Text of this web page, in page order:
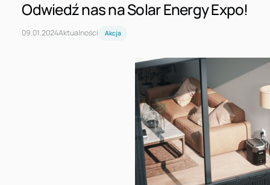
Odwiedź nas na Solar Energy Expo!
09.01.2024Aktualności Akcja